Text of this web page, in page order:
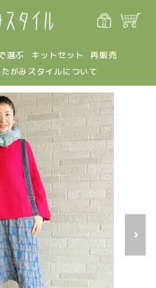
選ぶ キットセット
再販売
がみスタイルについて